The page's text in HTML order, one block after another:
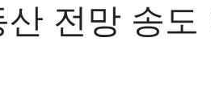
전망 송도